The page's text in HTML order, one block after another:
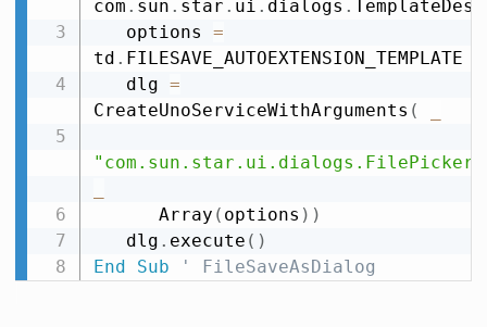
com . sun . star . ui . dialogs .
   options
=
td . FILESAVE_AUTOEXTENSION_TEMPLATE
   dlg
=
CreateUnoServiceWithArguments (
"com.sun.star.ui.dialogs.FilePicker"
      Array
( options ) )
   dlg
. execute ( )
End
Sub ' FileSaveAsDialog